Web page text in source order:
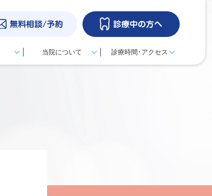
無料相談/予約 診療中の方へ
当院について 診療時間･アクセス